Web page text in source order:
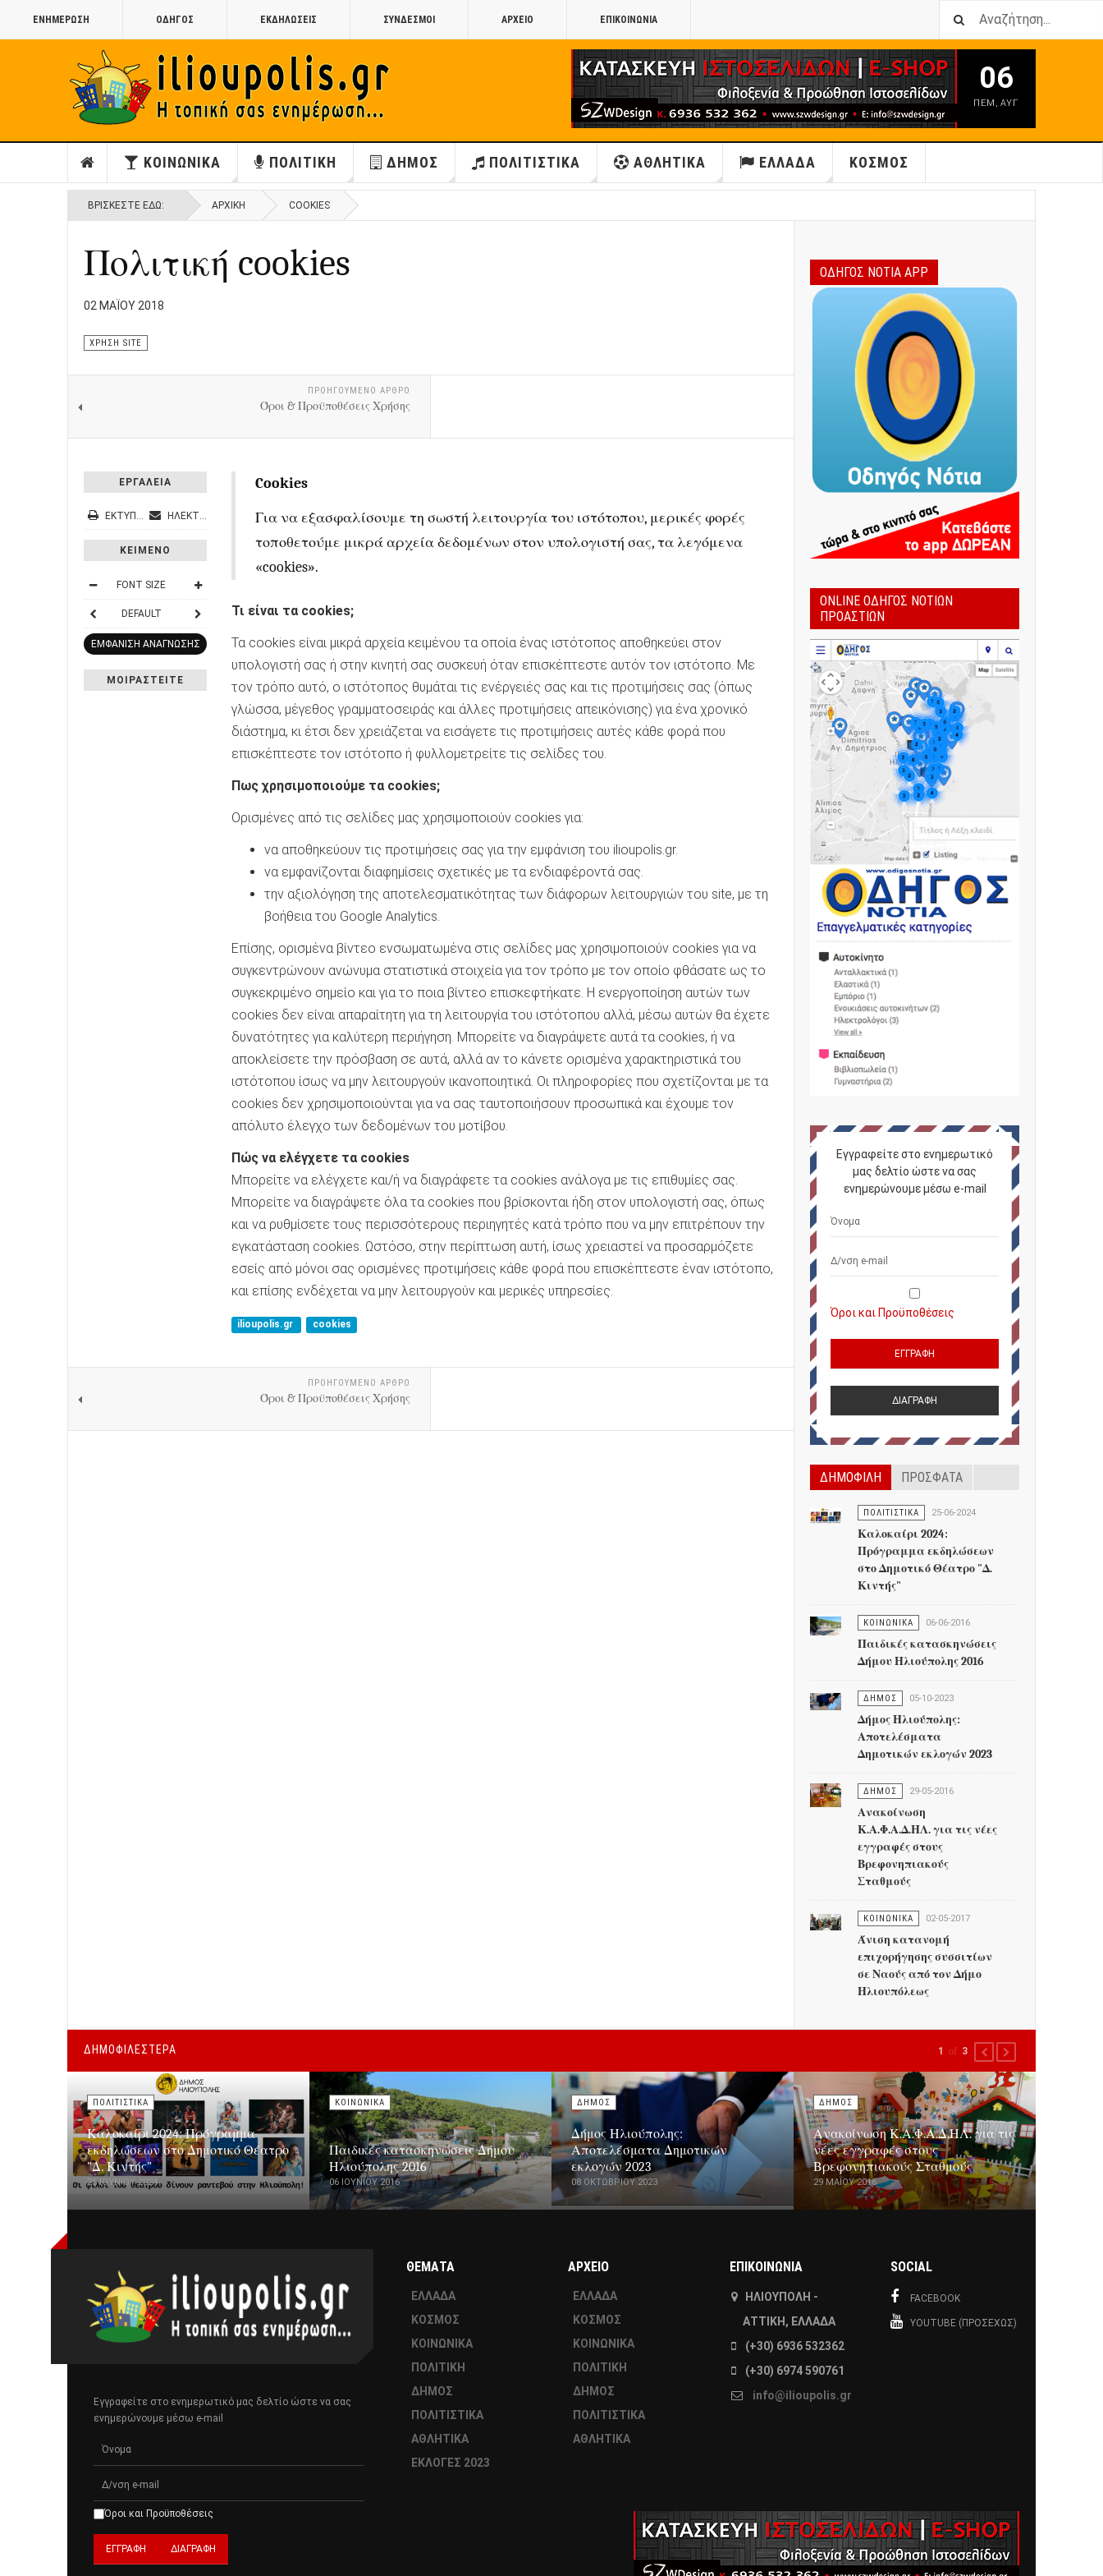
ΕΝΗΜΕΡΩΣΗ ΟΔΗΓΟΣ ΕΚΔΗΛΩΣΕΙΣ ΣΥΝΔΕΣΜΟΙ ΑΡΧΕΙΟ ΕΠΙΚΟΙΝΩΝΙΑ
06
ΠΕΜ ,ΑΥΓ
ΚΟΙΝΩΝΙΚΑ ΠΟΛΙΤΙΚΗ ΔΗΜΟΣ ΠΟΛΙΤΙΣΤΙΚΑ ΑΘΛΗΤΙΚΑ ΕΛΛΑΔΑ ΚΟΣΜΟΣ
ΒΡΊΣΚΕΣΤΕ ΕΔΏ: ΑΡΧΙΚΉ COOKIES
Πολιτική cookies
02 ΜΑΪ́ΟΥ 2018
ΧΡΗΣΗ SITE
ΠΡΟΗΓΟΎΜΕΝΟ ΑΡΘΡΟ
Όροι & Προϋποθέσεις Χρήσης
ΕΡΓΑΛΕΙΑ
ΕΚΤΎΠΩΣΗ ΗΛΕΚΤΡΟΝΙΚΌ ΤΑΧΥΔΡΟΜΕΊΟ
ΚΕΙΜΕΝΟ
FONT SIZE
DEFAULT
ΕΜΦΑΝΙΣΗ ΑΝΑΓΝΩΣΗΣ
ΜΟΙΡΑΣΤΕΙΤΕ
Cookies
Για να εξασφαλίσουμε τη σωστή λειτουργία του ιστότοπου, μερικές φορές
τοποθετούμε μικρά αρχεία δεδομένων στον υπολογιστή σας, τα λεγόμενα
«cookies».
Τι είναι τα cookies;
Τα cookies είναι μικρά αρχεία κειμένου τα οποία ένας ιστότοπος αποθηκεύει στον
υπολογιστή σας ή στην κινητή σας συσκευή όταν επισκέπτεστε αυτόν τον ιστότοπο. Με
τον τρόπο αυτό, ο ιστότοπος θυμάται τις ενέργειές σας και τις προτιμήσεις σας (όπως
γλώσσα, μέγεθος γραμματοσειράς και άλλες προτιμήσεις απεικόνισης) για ένα χρονικό
διάστημα, κι έτσι δεν χρειάζεται να εισάγετε τις προτιμήσεις αυτές κάθε φορά που
επισκέπτεστε τον ιστότοπο ή φυλλομετρείτε τις σελίδες του.
Πως χρησιμοποιούμε τα cookies;
Ορισμένες από τις σελίδες μας χρησιμοποιούν cookies για:
να αποθηκεύουν τις προτιμήσεις σας για την εμφάνιση του ilioupolis.gr.
να εμφανίζονται διαφημίσεις σχετικές με τα ενδιαφέροντά σας.
την αξιολόγηση της αποτελεσματικότητας των διάφορων λειτουργιών του site, με τη
βοήθεια του Google Analytics.
Επίσης, ορισμένα βίντεο ενσωματωμένα στις σελίδες μας χρησιμοποιούν cookies για να
συγκεντρώνουν ανώνυμα στατιστικά στοιχεία για τον τρόπο με τον οποίο φθάσατε ως το
συγκεκριμένο σημείο και για το ποια βίντεο επισκεφτήκατε. Η ενεργοποίηση αυτών των
cookies δεν είναι απαραίτητη για τη λειτουργία του ιστότοπου αλλά, μέσω αυτών θα έχετε
δυνατότητες για καλύτερη περιήγηση. Μπορείτε να διαγράψετε αυτά τα cookies, ή να
αποκλείσετε την πρόσβαση σε αυτά, αλλά αν το κάνετε ορισμένα χαρακτηριστικά του
ιστότοπου ίσως να μην λειτουργούν ικανοποιητικά. Οι πληροφορίες που σχετίζονται με τα
cookies δεν χρησιμοποιούνται για να σας ταυτοποιήσουν προσωπικά και έχουμε τον
απόλυτο έλεγχο των δεδομένων του μοτίβου.
Πώς να ελέγχετε τα cookies
Μπορείτε να ελέγχετε και/ή να διαγράφετε τα cookies ανάλογα με τις επιθυμίες σας.
Μπορείτε να διαγράψετε όλα τα cookies που βρίσκονται ήδη στον υπολογιστή σας, όπως
και να ρυθμίσετε τους περισσότερους περιηγητές κατά τρόπο που να μην επιτρέπουν την
εγκατάσταση cookies. Ωστόσο, στην περίπτωση αυτή, ίσως χρειαστεί να προσαρμόζετε
εσείς από μόνοι σας ορισμένες προτιμήσεις κάθε φορά που επισκέπτεστε έναν ιστότοπο,
και επίσης ενδέχεται να μην λειτουργούν και μερικές υπηρεσίες.
ilioupolis.gr cookies
ΠΡΟΗΓΟΎΜΕΝΟ ΑΡΘΡΟ
Όροι & Προϋποθέσεις Χρήσης
ΟΔΗΓΟΣ ΝΟΤΙΑ APP
ONLINE ΟΔΗΓΌΣ ΝΟΤΊΩΝ
ΠΡΟΑΣΤΊΩΝ
Εγγραφείτε στο ενημερωτικό
μας δελτίο ώστε να σας
ενημερώνουμε μέσω e-mail
Όροι και Προϋποθέσεις
ΔΗΜΟΦΙΛΗ ΠΡΟΣΦΑΤΑ
ΠΟΛΙΤΙΣΤΙΚΑ 25-06-2024
Καλοκαίρι 2024:
Πρόγραμμα εκδηλώσεων
στο Δημοτικό Θέατρο "Δ.
Κιντής"
ΚΟΙΝΩΝΙΚΑ 06-06-2016
Παιδικές κατασκηνώσεις
Δήμου Ηλιούπολης 2016
ΔΗΜΟΣ 05-10-2023
Δήμος Ηλιούπολης:
Αποτελέσματα
Δημοτικών εκλογών 2023
ΔΗΜΟΣ 29-05-2016
Ανακοίνωση
Κ.Α.Φ.Α.Δ.ΗΛ. για τις νέες
εγγραφές στους
Βρεφονηπιακούς
Σταθμούς
ΚΟΙΝΩΝΙΚΑ 02-05-2017
Άνιση κατανομή
επιχορήγησης συσσιτίων
σε Ναούς από τον Δήμο
Ηλιουπόλεως
ΔΗΜΟΦΙΛΕΣΤΕΡΑ
ΠΟΛΙΤΙΣΤΙΚΑ
Καλοκαίρι 2024: Πρόγραμμα
εκδηλώσεων στο Δημοτικό Θέατρο
"Δ. Κιντής"
25 ΙΟΥΝΊΟΥ 2024
ΚΟΙΝΩΝΙΚΑ
Παιδικές κατασκηνώσεις Δήμου
Ηλιούπολης 2016
06 ΙΟΥΝΊΟΥ 2016
ΔΗΜΟΣ
Δήμος Ηλιούπολης:
Αποτελέσματα Δημοτικών
εκλογών 2023
08 ΟΚΤΩΒΡΊΟΥ 2023
ΔΗΜΟΣ
Ανακοίνωση Κ.Α.Φ.Α.Δ.ΗΛ. για τις
νέες εγγραφές στους
Βρεφονηπιακούς Σταθμούς
29 ΜΑΪ́ΟΥ 2016
1 of 3 PREVIOUS
NEXT
Εγγραφείτε στο ενημερωτικό μας δελτίο ώστε να σας
ενημερώνουμε μέσω e-mail
Όροι και Προϋποθέσεις
ΘΕΜΑΤΑ
ΕΛΛΑΔΑ
ΚΟΣΜΟΣ
ΚΟΙΝΩΝΙΚΑ
ΠΟΛΙΤΙΚΗ
ΔΗΜΟΣ
ΠΟΛΙΤΙΣΤΙΚΑ
ΑΘΛΗΤΙΚΑ
ΕΚΛΟΓΕΣ 2023
ΑΡΧΕΙΟ
ΕΛΛΑΔΑ
ΚΟΣΜΟΣ
ΚΟΙΝΩΝΙΚΑ
ΠΟΛΙΤΙΚΗ
ΔΗΜΟΣ
ΠΟΛΙΤΙΣΤΙΚΑ
ΑΘΛΗΤΙΚΑ
ΕΠΙΚΟΙΝΩΝΙΑ
ΗΛΙΟΎΠΟΛΗ -
ΑΤΤΙΚΉ, ΕΛΛΆΔΑ
(+30) 6936 532362
(+30) 6974 590761
info@ilioupolis.gr
SOCIAL
FACEBOOK
YOUTUBE (ΠΡΟΣΕΧΏΣ)